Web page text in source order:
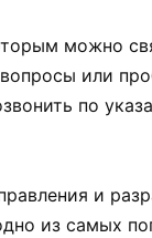
можно
или
по
и
из самых